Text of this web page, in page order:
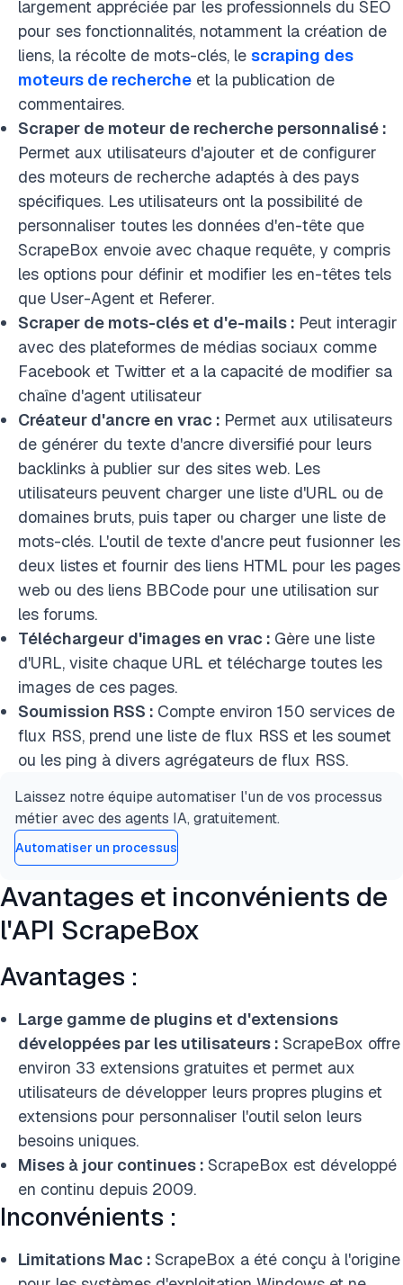
largement appréciée par les professionnels du SEO
pour ses fonctionnalités, notamment la création de
liens, la récolte de mots-clés, le scraping des
moteurs de recherche et la publication de
commentaires.
Scraper de moteur de recherche personnalisé :
Permet aux utilisateurs d'ajouter et de configurer
des moteurs de recherche adaptés à des pays
spécifiques. Les utilisateurs ont la possibilité de
personnaliser toutes les données d'en-tête que
ScrapeBox envoie avec chaque requête, y compris
les options pour définir et modifier les en-têtes tels
que User-Agent et Referer.
Scraper de mots-clés et d'e-mails : Peut interagir
avec des plateformes de médias sociaux comme
Facebook et Twitter et a la capacité de modifier sa
chaîne d'agent utilisateur
Créateur d'ancre en vrac : Permet aux utilisateurs
de générer du texte d'ancre diversifié pour leurs
backlinks à publier sur des sites web. Les
utilisateurs peuvent charger une liste d'URL ou de
domaines bruts, puis taper ou charger une liste de
mots-clés. L'outil de texte d'ancre peut fusionner les
deux listes et fournir des liens HTML pour les pages
web ou des liens BBCode pour une utilisation sur
les forums.
Téléchargeur d'images en vrac : Gère une liste
d'URL, visite chaque URL et télécharge toutes les
images de ces pages.
Soumission RSS : Compte environ 150 services de
flux RSS, prend une liste de flux RSS et les soumet
ou les ping à divers agrégateurs de flux RSS.
Laissez notre équipe automatiser l'un de vos processus
métier avec des agents IA, gratuitement.
Automatiser un processus
Avantages et inconvénients de
l'API ScrapeBox
Avantages :
Large gamme de plugins et d'extensions
développées par les utilisateurs : ScrapeBox offre
environ 33 extensions gratuites et permet aux
utilisateurs de développer leurs propres plugins et
extensions pour personnaliser l'outil selon leurs
besoins uniques.
Mises à jour continues : ScrapeBox est développé
en continu depuis 2009.
Inconvénients :
Limitations Mac : ScrapeBox a été conçu à l'origine